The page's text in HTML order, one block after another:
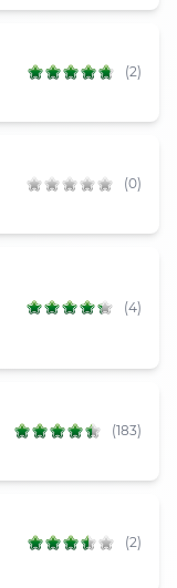
(2)
(0)
(4)
(183)
(2)